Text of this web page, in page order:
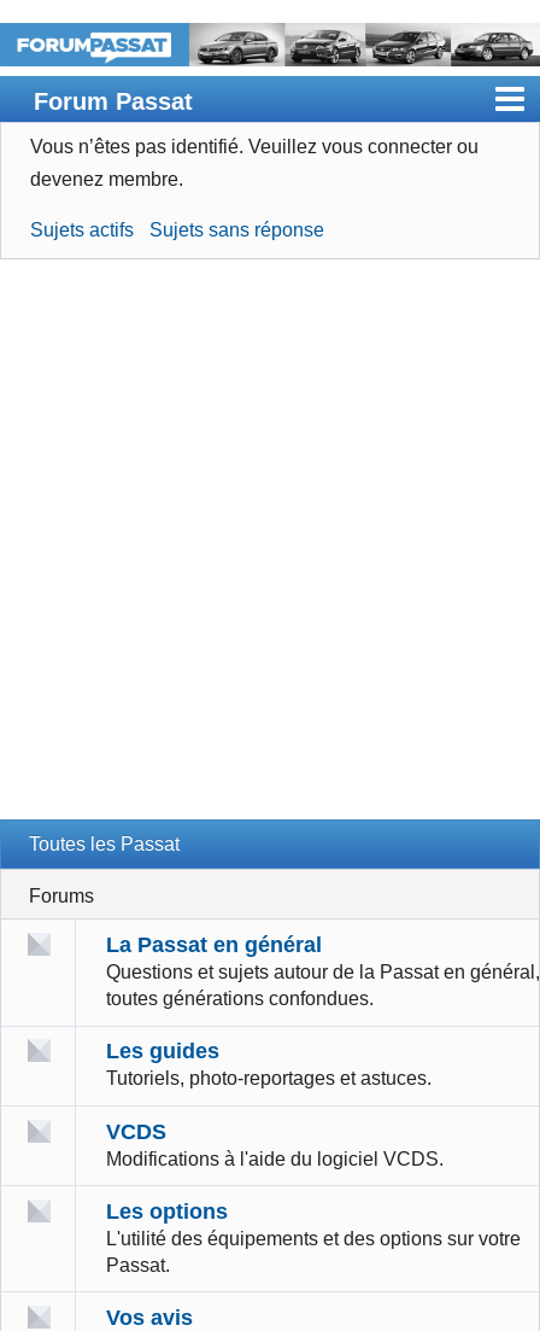
Forum Passat
Accueil
Devenir membre
Vous n’êtes pas identifié. Veuillez vous connecter ou
devenez membre.
Sujets actifs Sujets sans réponse
Toutes les Passat
Forums
La Passat en général
Questions et sujets autour de la Passat en général,
toutes générations confondues.
Les guides
Tutoriels, photo-reportages et astuces.
VCDS
Modifications à l'aide du logiciel VCDS.
Les options
L'utilité des équipements et des options sur votre
Passat.
Vos avis